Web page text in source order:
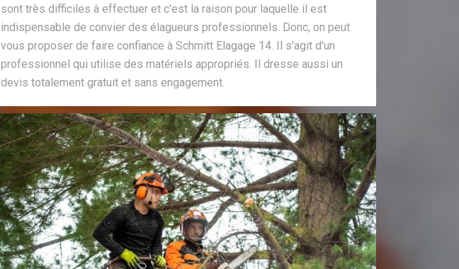
sont très difficiles à effectuer et c'est la raison pour laquelle il est
indispensable de convier des élagueurs professionnels. Donc, on peut
vous proposer de faire confiance à Schmitt Elagage 14. Il s'agit d'un
professionnel qui utilise des matériels appropriés. Il dresse aussi un
devis totalement gratuit et sans engagement.